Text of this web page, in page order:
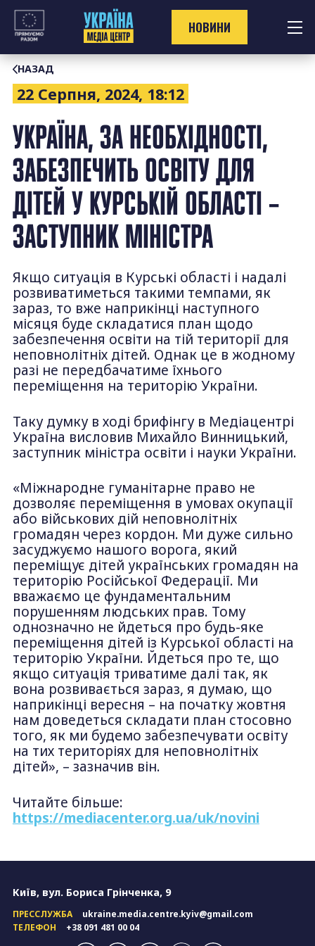
Перейти
контенту
НОВИНИ
НАЗАД
22 Серпня, 2024, 18:12
УКРАЇНА, ЗА НЕОБХІДНОСТІ,
ЗАБЕЗПЕЧИТЬ ОСВІТУ ДЛЯ
ДІТЕЙ У КУРСЬКІЙ ОБЛАСТІ –
ЗАСТУПНИК МІНІСТРА
Якщо ситуація в Курські області і надалі
розвиватиметься такими темпами, як
зараз, то вже наприкінці наступного
місяця буде складатися план щодо
забезпечення освіти на тій території для
неповнолітніх дітей. Однак це в жодному
разі не передбачатиме їхнього
переміщення на територію України.
Таку думку в ході брифінгу в Медіацентрі
Україна висловив Михайло Винницький,
заступник міністра освіти і науки України.
«Міжнародне гуманітарне право не
дозволяє переміщення в умовах окупації
або військових дій неповнолітніх
громадян через кордон. Ми дуже сильно
засуджуємо нашого ворога, який
переміщує дітей українських громадян на
територію Російської Федерації. Ми
вважаємо це фундаментальним
порушенням людських прав. Тому
однозначно не йдеться про будь-яке
переміщення дітей із Курської області на
територію України. Йдеться про те, що
якщо ситуація триватиме далі так, як
вона розвивається зараз, я думаю, що
наприкінці вересня – на початку жовтня
нам доведеться складати план стосовно
того, як ми будемо забезпечувати освіту
на тих територіях для неповнолітніх
дітей», – зазначив він.
Читайте більше:
https://mediacenter.org.ua/uk/novini
Київ, вул. Бориса Грінченка, 9
ПРЕССЛУЖБА
ukraine.media.centre.kyiv@gmail.com
ТЕЛЕФОН
+38 091 481 00 04